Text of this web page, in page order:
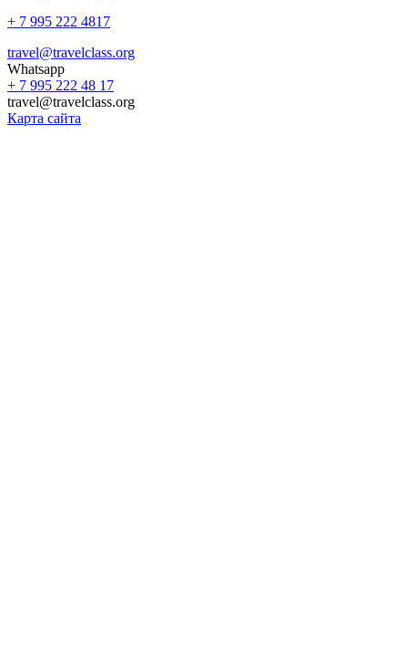
+ 7 995 222 4817
travel@travelclass.org
Whatsapp
+ 7 995 222 48 17
travel@travelclass.org
Карта сайта